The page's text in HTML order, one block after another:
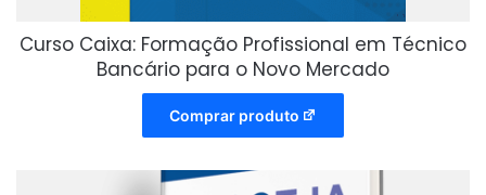
Curso Caixa: Formação Profissional em Técnico
Bancário para o Novo Mercado
Comprar produto